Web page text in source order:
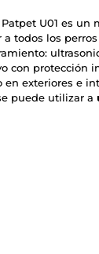
U01 es un
a todos los
con protección
en exteriores e
puede utilizar a